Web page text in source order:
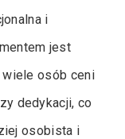
i
jest
osób ceni
dedykacji, co
osobista i